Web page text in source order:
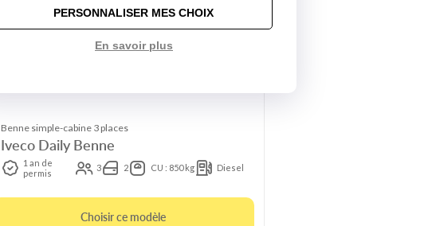
Benne simple-cabine 3 places
Iveco Daily Benne
1 an de
permis
3 2 CU : 850 kg Diesel
Choisir ce modèle
PERSONNALISER MES CHOIX
En savoir plus